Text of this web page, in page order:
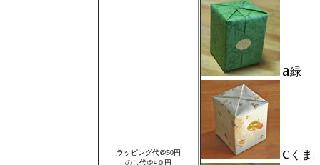
ラッピング代＠50円
のし代＠4０円
a緑
c くま